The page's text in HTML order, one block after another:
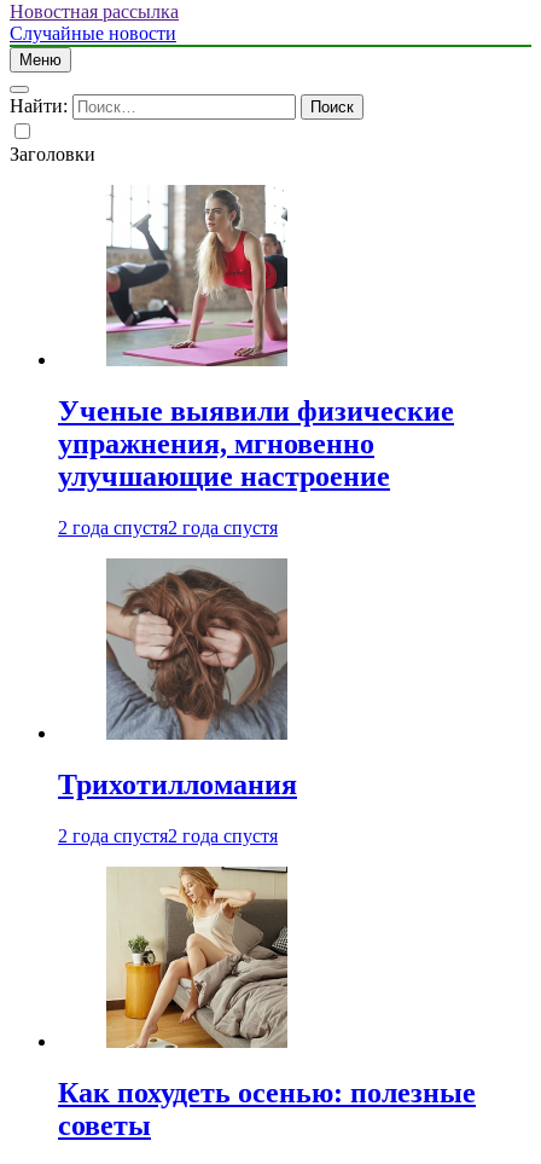
Новостная рассылка
Случайные новости
Меню
Найти:
Заголовки
Ученые выявили физические
упражнения, мгновенно
улучшающие настроение
2 года спустя2 года спустя
Трихотилломания
2 года спустя2 года спустя
Как похудеть осенью: полезные
советы